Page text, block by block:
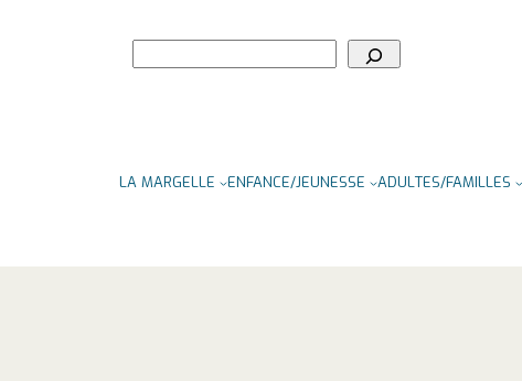
LA MARGELLE ENFANCE/JEUNESSE ADULTES/FAMILLES